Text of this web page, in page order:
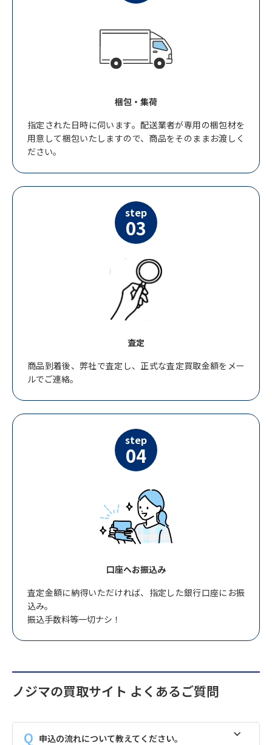
梱包・集荷
指定された日時に伺います。配送業者が専用の梱包材を
用意して梱包いたしますので、商品をそのままお渡しく
ださい。
step
03
査定
商品到着後、弊社で査定し、正式な査定買取金額をメー
ルでご連絡。
step
04
口座へお振込み
査定金額に納得いただければ、指定した銀行口座にお振
込み。
振込手数料等一切ナシ！
ノジマの買取サイト よくあるご質問
申込の流れについて教えてください。